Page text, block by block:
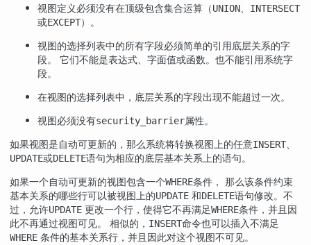
视图定义必须没有在顶级包含集合运算（UNION、 INTERSECT
或EXCEPT）。
视图的选择列表中的所有字段必须简单的引用底层关系的字
段。 它们不能是表达式、字面值或函数。也不能引用系统字
段。
在视图的选择列表中，底层关系的字段出现不能超过一次。
视图必须没有security_barrier属性。
如果视图是自动可更新的，那么系统将转换视图上的任意INSERT、
UPDATE或DELETE语句为相应的底层基本关系上的语句。
如果一个自动可更新的视图包含一个WHERE条件， 那么该条件约束
基本关系的哪些行可以被视图上的UPDATE 和DELETE语句修改。不
过，允许UPDATE 更改一个行，使得它不再满足WHERE条件，并且因
此不再通过视图可见。 相似的， INSERT命令也可以插入不满足
WHERE 条件的基本关系行，并且因此对这个视图不可见。